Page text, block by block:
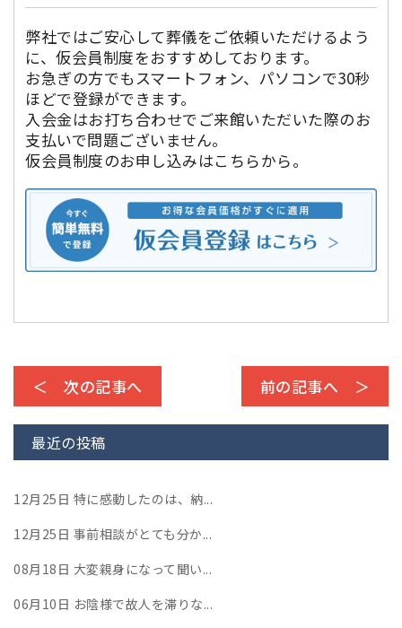
弊社ではご安心して葬儀をご依頼いただけるよう
に、仮会員制度をおすすめしております。
お急ぎの方でもスマートフォン、パソコンで30秒
ほどで登録ができます。
入会金はお打ち合わせでご来館いただいた際のお
支払いで問題ございません。
仮会員制度のお申し込みはこちらから。
＜ 次の記事へ 前の記事へ ＞
最近の投稿
12月25日 特に感動したのは、納...
12月25日 事前相談がとても分か...
08月18日 大変親身になって聞い...
06月10日 お陰様で故人を滞りな...